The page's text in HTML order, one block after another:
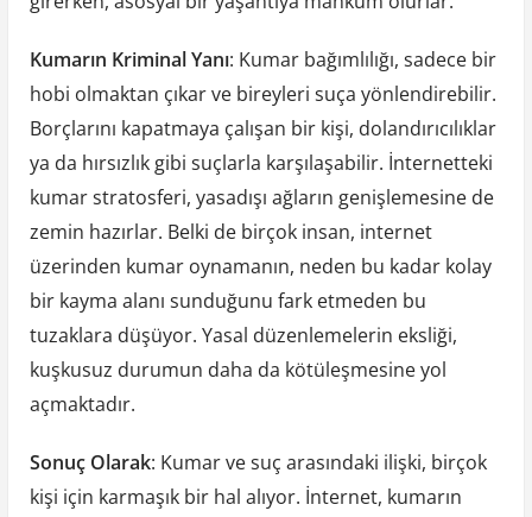
Kumarın Kriminal Yanı: Kumar bağımlılığı, sadece bir
hobi olmaktan çıkar ve bireyleri suça yönlendirebilir.
Borçlarını kapatmaya çalışan bir kişi, dolandırıcılıklar
ya da hırsızlık gibi suçlarla karşılaşabilir. İnternetteki
kumar stratosferi, yasadışı ağların genişlemesine de
zemin hazırlar. Belki de birçok insan, internet
üzerinden kumar oynamanın, neden bu kadar kolay
bir kayma alanı sunduğunu fark etmeden bu
tuzaklara düşüyor. Yasal düzenlemelerin eksliği,
kuşkusuz durumun daha da kötüleşmesine yol
açmaktadır.
Sonuç Olarak: Kumar ve suç arasındaki ilişki, birçok
kişi için karmaşık bir hal alıyor. İnternet, kumarın